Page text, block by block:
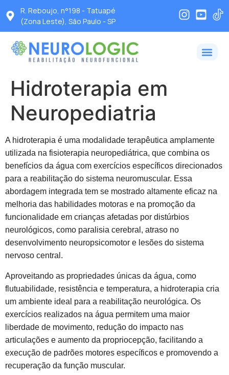
R. Reboujo, n°198 - Tatuapé
(Zona Leste), São Paulo - SP
Hidroterapia em
Neuropediatria
A hidroterapia é uma modalidade terapêutica amplamente
utilizada na fisioterapia neuropediátrica, que combina os
benefícios da água com exercícios específicos direcionados
para a reabilitação do sistema neuromuscular. Essa
abordagem integrada tem se mostrado altamente eficaz na
melhoria das habilidades motoras e na promoção da
funcionalidade em crianças afetadas por distúrbios
neurológicos, como paralisia cerebral, atraso no
desenvolvimento neuropsicomotor e lesões do sistema
nervoso central.
Aproveitando as propriedades únicas da água, como
flutuabilidade, resistência e temperatura, a hidroterapia cria
um ambiente ideal para a reabilitação neurológica. Os
exercícios realizados na água permitem uma maior
liberdade de movimento, redução do impacto nas
articulações e aumento da propriocepção, facilitando a
execução de padrões motores específicos e promovendo a
recuperação da função muscular.